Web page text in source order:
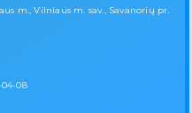
m., Vilniaus m. sav., Savanorių pr.
04-08